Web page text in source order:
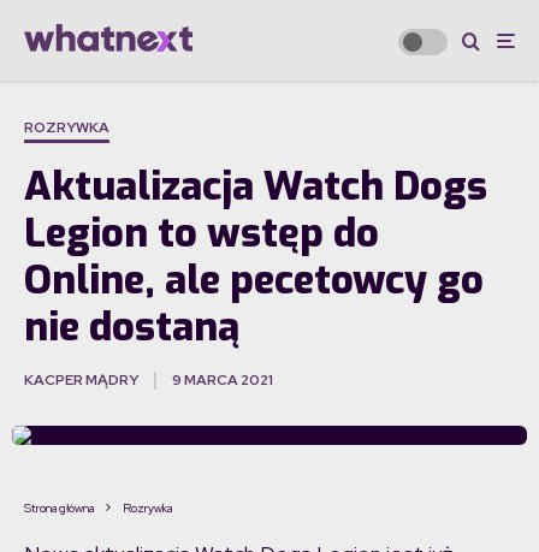
ROZRYWKA
Aktualizacja Watch Dogs
Legion to wstęp do
Online, ale pecetowcy go
nie dostaną
KACPER MĄDRY 9 MARCA 2021
Strona główna Rozrywka